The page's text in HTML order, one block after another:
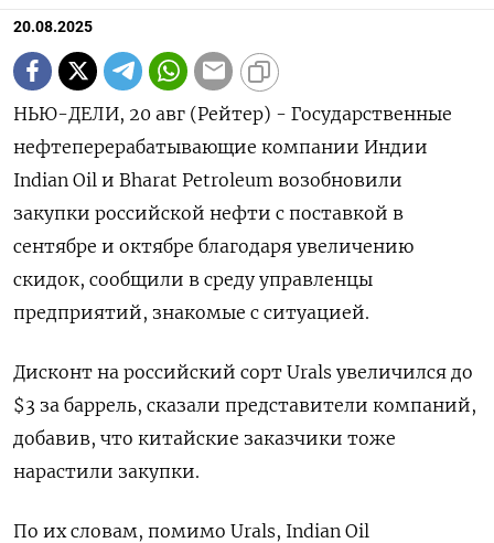
20.08.2025
НЬЮ-ДЕЛИ, 20 авг (Рейтер) - Государственные
нефтеперерабатывающие компании Индии
Indian Oil и Bharat Petroleum возобновили
закупки российской нефти с поставкой в
сентябре и октябре благодаря увеличению
скидок, сообщили в среду управленцы
предприятий, знакомые с ситуацией.
Дисконт на российский сорт Urals увеличился до
$3 за баррель, сказали представители компаний,
добавив, что китайские заказчики тоже
нарастили закупки.
По их словам, помимо Urals, Indian Oil